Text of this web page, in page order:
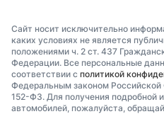
Сайт носит исключительно
каких условиях не является
положениями ч. 2 ст. 437
Федерации. Все персональные
соответствии с политикой
Федеральным законом
152-ФЗ. Для получения подробной
автомобилей, пожалуйста,